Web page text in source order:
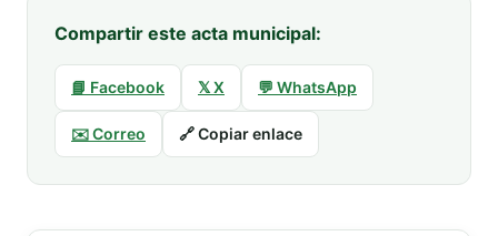
Compartir este acta municipal:
📘 Facebook 𝕏 X 💬 WhatsApp
✉️ Correo 🔗 Copiar enlace